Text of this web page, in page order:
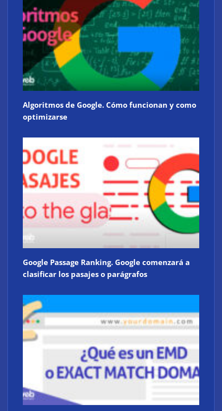
Algoritmos de Google. Cómo funcionan y como
optimizarse
Google Passage Ranking. Google comenzará a
clasificar los pasajes o parágrafos